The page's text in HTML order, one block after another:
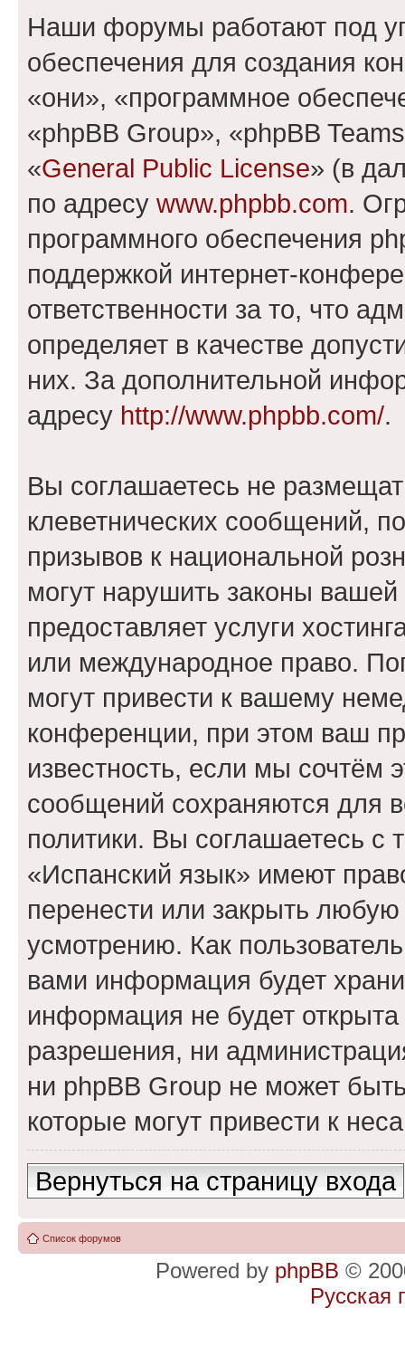
Наши форумы работают под
обеспечения для создания
«они», «программное
«phpBB Group», «phpBB
«General Public License» (в
по адресу www.phpbb.com.
программного обеспечения
поддержкой интернет-
ответственности за то, что
определяет в качестве
них. За дополнительной
адресу http://www.phpbb.com/.
Вы соглашаетесь не
клеветнических сообщений,
призывов к национальной
могут нарушить законы
предоставляет услуги
или международное право.
могут привести к вашему
конференции, при этом ваш
известность, если мы сочтём
сообщений сохраняются для
политики. Вы соглашаетесь
«Испанский язык» имеют
перенести или закрыть
усмотрению. Как
вами информация будет
информация не будет
разрешения, ни
ни phpBB Group не может
которые могут привести к
Вернуться на страницу входа
Список форумов
Powered by phpBB ©
Русская